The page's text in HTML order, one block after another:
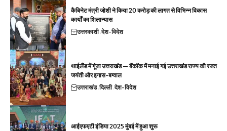
कैबिनेट मंत्री जोशी ने किया 20 करोड़ की लागत से विभिन्न विकास
कार्यों का शिलान्यास
उत्तरकाशी देश-विदेश
थाईलैंड में गूंजा उत्तराखंड — बैंकॉक में मनाई गई उत्तराखंड राज्य की रजत
जयंती और इगास-बग्वाल
उत्तराखंड दिल्ली देश-विदेश
आईएफएटी इंडिया 2025 मुंबई में हुआ शुरू